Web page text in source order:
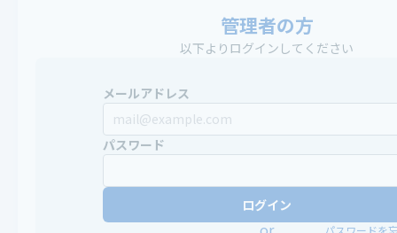
管理者の方
以下よりログインしてください
メールアドレス
パスワード
ログイン
パスワードを